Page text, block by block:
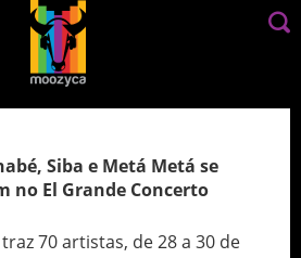
Siba e Metá Metá se
no El Grande Concerto
70 artistas, de 28 a 30 de